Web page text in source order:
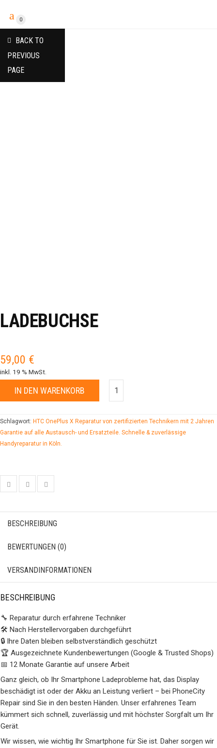
0
BACK TO
PREVIOUS
PAGE
LADEBUCHSE
59,00 €
inkl. 19 % MwSt.
IN DEN WARENKORB
Schlagwort: HTC OnePlus X Reparatur von zertifizierten Technikern mit 2 Jahren
Garantie auf alle Austausch- und Ersatzteile. Schnelle & zuverlässige
Handyreparatur in Köln.
BESCHREIBUNG
BEWERTUNGEN (0)
VERSANDINFORMATIONEN
BESCHREIBUNG
🔧 Reparatur durch erfahrene Techniker
🛠️ Nach Herstellervorgaben durchgeführt
🔒 Ihre Daten bleiben selbstverständlich geschützt
🏆 Ausgezeichnete Kundenbewertungen (Google & Trusted Shops)
📅 12 Monate Garantie auf unsere Arbeit
Ganz gleich, ob Ihr Smartphone Ladeprobleme hat, das Display
beschädigt ist oder der Akku an Leistung verliert – bei PhoneCity
Repair sind Sie in den besten Händen. Unser erfahrenes Team
kümmert sich schnell, zuverlässig und mit höchster Sorgfalt um Ihr
Gerät.
Wir wissen, wie wichtig Ihr Smartphone für Sie ist. Daher sorgen wir